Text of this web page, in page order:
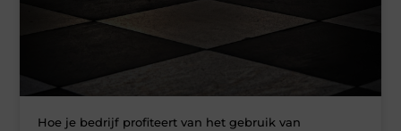
Hoe je bedrijf profiteert van het gebruik van